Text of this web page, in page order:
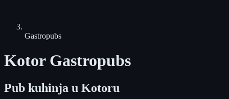
Gastropubs
Kotor Gastropubs
Pub kuhinja u Kotoru